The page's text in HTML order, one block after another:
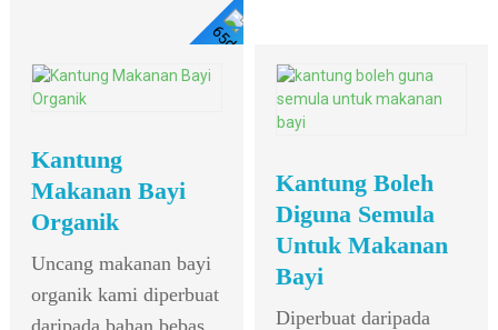
Lihat
Butiran
Kantung
Makanan Bayi
Organik
Uncang makanan bayi
organik kami diperbuat
daripada bahan bebas
Kantung Boleh
Diguna Semula
Untuk Makanan
Bayi
Diperbuat daripada